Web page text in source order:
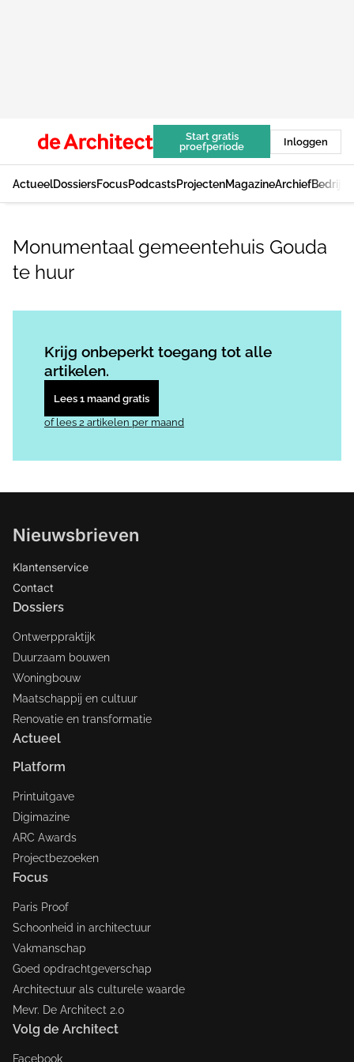
Start gratis
proefperiode
Inloggen
ActueelDossiersFocusPodcastsProjectenMagazineArchief
Monumentaal gemeentehuis Gouda
te huur
Krijg onbeperkt toegang tot alle
artikelen.
Lees 1 maand gratis
of lees 2 artikelen per maand
Nieuwsbrieven
Klantenservice
Contact
Dossiers
Ontwerppraktijk
Duurzaam bouwen
Woningbouw
Maatschappij en cultuur
Renovatie en transformatie
Actueel
Platform
Printuitgave
Digimazine
ARC Awards
Projectbezoeken
Focus
Paris Proof
Schoonheid in architectuur
Vakmanschap
Goed opdrachtgeverschap
Architectuur als culturele waarde
Mevr. De Architect 2.0
Volg de Architect
Facebook